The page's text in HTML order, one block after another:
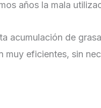
años la mala
acumulación de
eficientes, sin